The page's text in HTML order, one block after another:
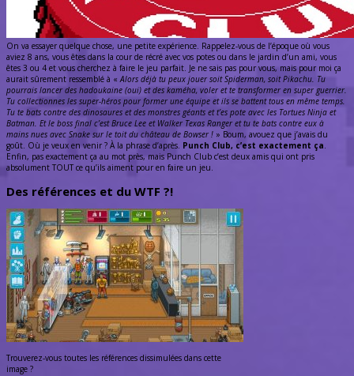
On va essayer quelque chose, une petite expérience. Rappelez-vous de l’époque où vous
aviez 8 ans, vous êtes dans la cour de récré avec vos potes ou dans le jardin d’un ami, vous
êtes 3 ou 4 et vous cherchez à faire le jeu parfait. Je ne sais pas pour vous, mais pour moi ça
aurait sûrement ressemblé à «Alors déjà tu peux jouer soit Spiderman, soit Pikachu. Tu
pourrais lancer des hadoukaine (oui) et des kaméha, voler et te transformer en super guerrier.
Tu collectionnes les super-héros pour former une équipe et ils se battent tous en même temps.
Tu te bats contre des dinosaures et des monstres géants et t’es pote avec les Tortues Ninja et
Batman. Et le boss final c’est Bruce Lee et Walker Texas Ranger et tu te bats contre eux à
mains nues avec Snake sur le toit du château de Bowser ! » Boum, avouez que j’avais du
goût. Où je veux en venir ? À la phrase d’après. Punch Club, c’est exactement ça.
Enfin, pas exactement ça au mot près, mais Punch Club c’est deux amis qui ont pris
absolument TOUT ce qu’ils aiment pour en faire un jeu.
Des références et du WTF ?!
Trouverez-vous toutes les références dissimulées dans cette
image ?